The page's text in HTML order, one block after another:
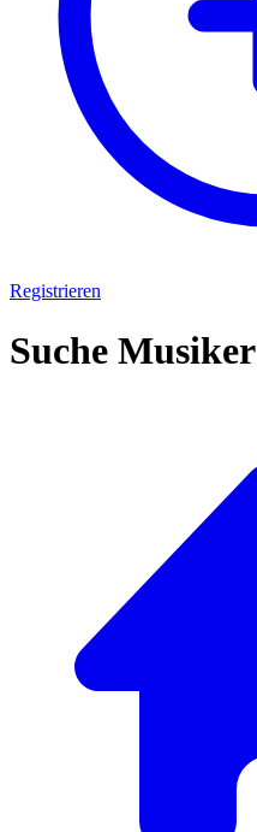
Registrieren
Suche Musiker